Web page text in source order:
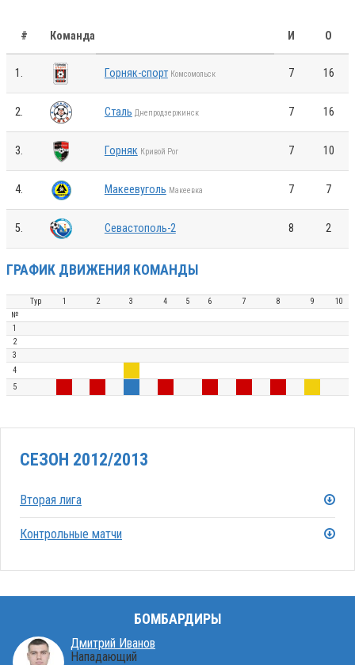
# Команда И О
1. Горняк-спорт Комсомольск 7 16
2. Сталь Днепродзержинск 7 16
3. Горняк Кривой Рог 7 10
4. Макеевуголь Макеевка 7 7
5. Севастополь-2 8 2
ГРАФИК ДВИЖЕНИЯ КОМАНДЫ
Тур 1 2 3 4 5 6 7 8 9
10
№
1
2
3
4
5
СЕЗОН 2012/2013
Вторая лига
Контрольные матчи
БОМБАРДИРЫ
Дмитрий Иванов
Нападающий